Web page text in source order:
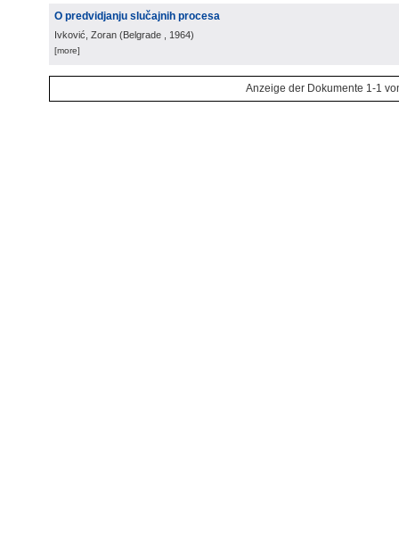
O predvidjanju slučajnih procesa
Ivković, Zoran (Belgrade , 1964)
[more]
Anzeige der Dokumente 1-1